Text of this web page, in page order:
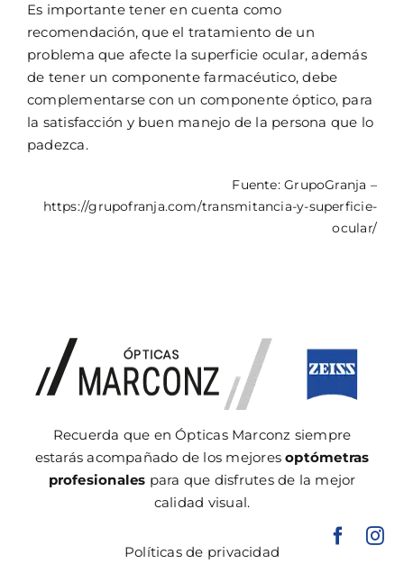
Es importante tener en cuenta como
recomendación, que el tratamiento de un
problema que afecte la superficie ocular, además
de tener un componente farmacéutico, debe
complementarse con un componente óptico, para
la satisfacción y buen manejo de la persona que lo
padezca.
Fuente: GrupoGranja –
https://grupofranja.com/transmitancia-y-superficie-
ocular/
Recuerda que en Ópticas Marconz siempre
estarás acompañado de los mejoresoptómetras
profesionales para que disfrutes de la mejor
calidad visual.
Políticas de privacidad